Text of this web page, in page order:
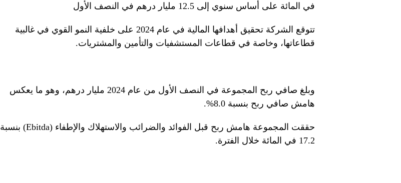
في المائة على أساس سنوي إلى 12.5 مليار درهم في النصف الأول
تتوقع الشركة تحقيق أهدافها المالية في عام 2024 على خلفية النمو القوي في غالبية
قطاعاتها، وخاصة في قطاعات المستشفيات والتأمين والمشتريات.
وبلغ صافي ربح المجموعة في النصف الأول من عام 2024 مليار درهم، وهو ما يعكس
هامش صافي ربح بنسبة 8.0%.
حققت المجموعة هامش ربح قبل الفوائد والضرائب والاستهلاك والإطفاء (Ebitda) بنسبة
17.2 في المائة خلال الفترة.